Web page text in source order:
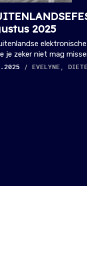
2025
je zeker niet mag
/ EVELYNE,